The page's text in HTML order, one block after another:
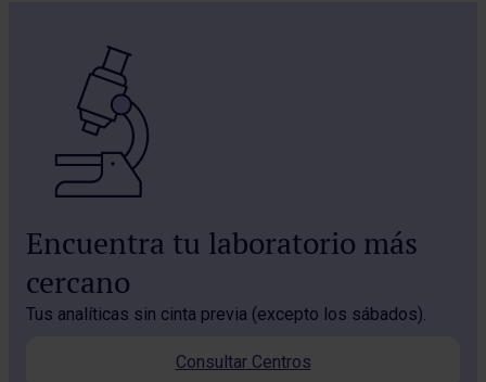
Encuentra tu laboratorio más
cercano
Tus analíticas sin cinta previa (excepto los sábados).
Consultar Centros